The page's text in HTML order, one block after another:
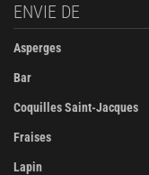
ENVIE DE
Asperges
Bar
Coquilles Saint-Jacques
Fraises
Lapin